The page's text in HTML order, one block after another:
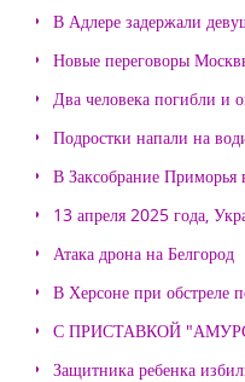
В Адлере задержали
Новые переговоры
Два человека погибли и
Подростки напали на
В Заксобрание Приморья
13 апреля 2025 года,
Атака дрона на Белгород
В Херсоне при обстреле
С ПРИСТАВКОЙ
Защитника ребенка